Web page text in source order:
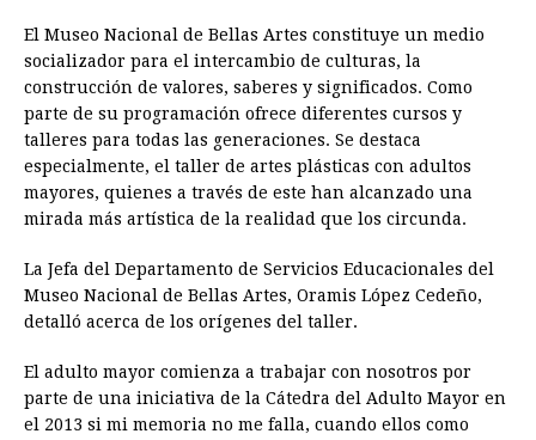
El Museo Nacional de Bellas Artes constituye un medio
socializador para el intercambio de culturas, la
construcción de valores, saberes y significados. Como
parte de su programación ofrece diferentes cursos y
talleres para todas las generaciones. Se destaca
especialmente, el taller de artes plásticas con adultos
mayores, quienes a través de este han alcanzado una
mirada más artística de la realidad que los circunda.
La Jefa del Departamento de Servicios Educacionales del
Museo Nacional de Bellas Artes, Oramis López Cedeño,
detalló acerca de los orígenes del taller.
El adulto mayor comienza a trabajar con nosotros por
parte de una iniciativa de la Cátedra del Adulto Mayor en
el 2013 si mi memoria no me falla, cuando ellos como